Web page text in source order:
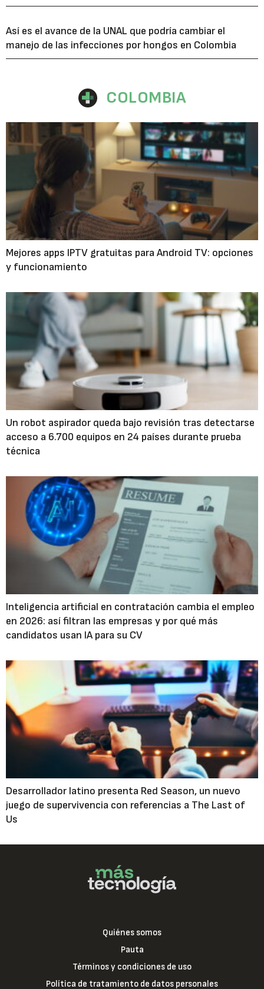
Así es el avance de la UNAL que podría cambiar el
manejo de las infecciones por hongos en Colombia
COLOMBIA
Mejores apps IPTV gratuitas para Android TV: opciones
y funcionamiento
Un robot aspirador queda bajo revisión tras detectarse
acceso a 6.700 equipos en 24 países durante prueba
técnica
Inteligencia artificial en contratación cambia el empleo
en 2026: así filtran las empresas y por qué más
candidatos usan IA para su CV
Desarrollador latino presenta Red Season, un nuevo
juego de supervivencia con referencias a The Last of
Us
Quiénes somos
Pauta
Términos y condiciones de uso
Política de tratamiento de datos personales